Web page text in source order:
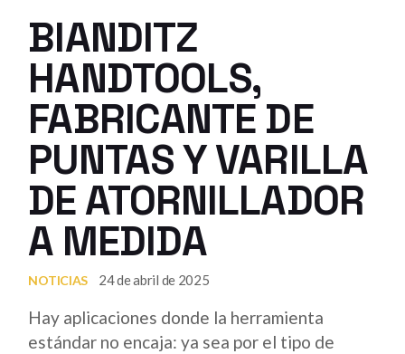
BIANDITZ
HANDTOOLS,
FABRICANTE DE
PUNTAS Y VARILLA
DE ATORNILLADOR
A MEDIDA
NOTICIAS 24 de abril de 2025
Hay aplicaciones donde la herramienta
estándar no encaja: ya sea por el tipo de